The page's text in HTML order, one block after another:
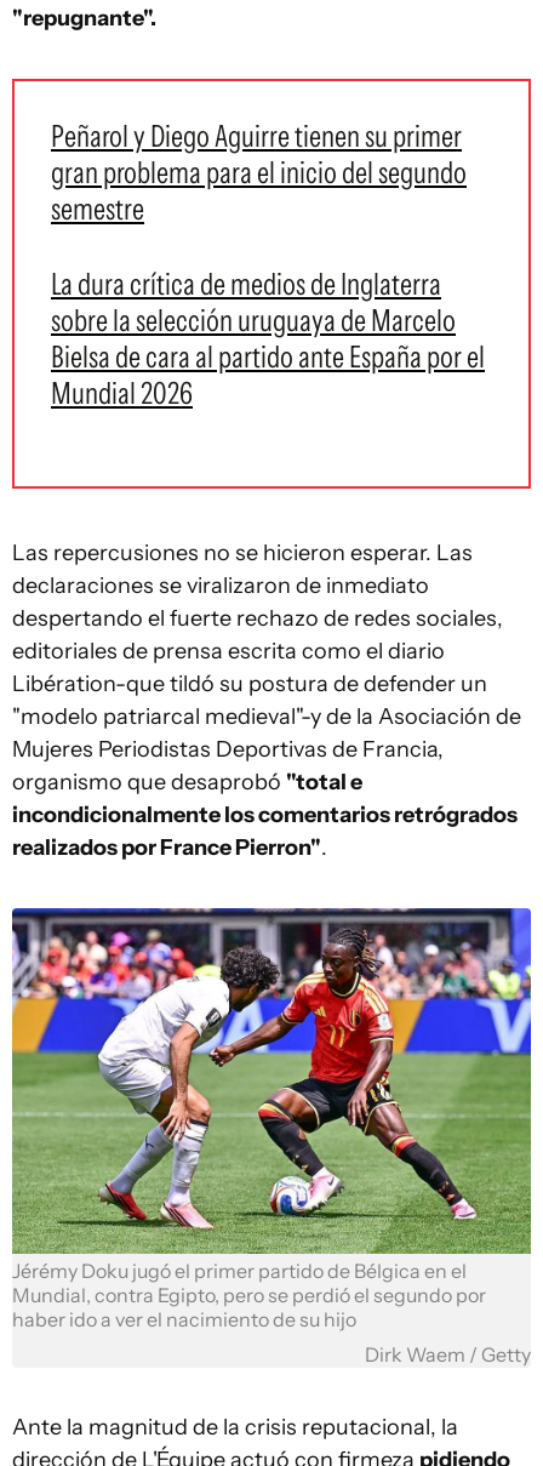
"repugnante".
Peñarol y Diego Aguirre tienen su primer
gran problema para el inicio del segundo
semestre
La dura crítica de medios de Inglaterra
sobre la selección uruguaya de Marcelo
Bielsa de cara al partido ante España por el
Mundial 2026
Las repercusiones no se hicieron esperar. Las
declaraciones se viralizaron de inmediato
despertando el fuerte rechazo de redes sociales,
editoriales de prensa escrita como el diario
Libération-que tildó su postura de defender un
"modelo patriarcal medieval"-y de la Asociación de
Mujeres Periodistas Deportivas de Francia,
organismo que desaprobó "total e
incondicionalmente los comentarios retrógrados
realizados por France Pierron".
Jérémy Doku jugó el primer partido de Bélgica en el
Mundial, contra Egipto, pero se perdió el segundo por
haber ido a ver el nacimiento de su hijo
Dirk Waem / Getty
Ante la magnitud de la crisis reputacional, la
dirección de L'Équipe actuó con firmeza pidiendo